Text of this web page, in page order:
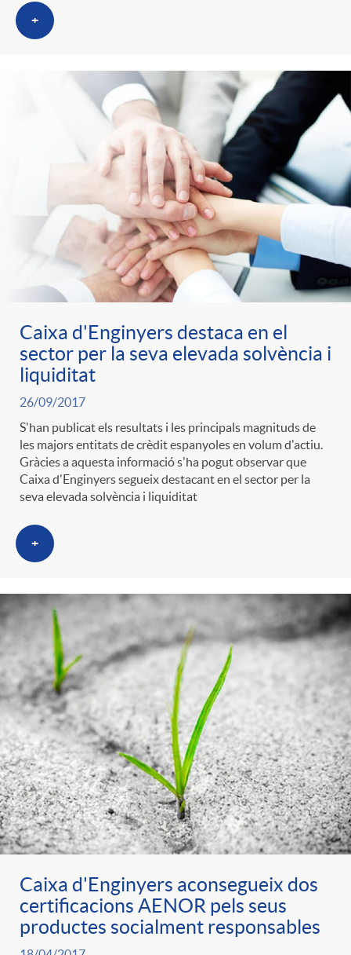
o
o
r
i
a
s
u+
Caixa d'Enginyers destaca en el
sector per la seva elevada solvència i
liquiditat
26/09/2017
S'han publicat els resultats i les principals magnituds de
les majors entitats de crèdit espanyoles en volum d'actiu.
Gràcies a aquesta informació s'ha pogut observar que
Caixa d'Enginyers segueix destacant en el sector per la
seva elevada solvència i liquiditat
+
Caixa d'Enginyers aconsegueix dos
certificacions AENOR pels seus
productes socialment responsables